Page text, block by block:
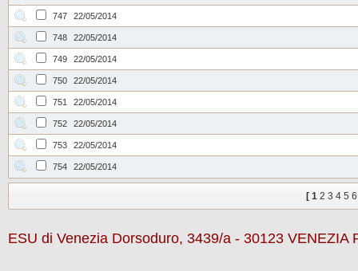
747 22/05/2014
748 22/05/2014
749 22/05/2014
750 22/05/2014
751 22/05/2014
752 22/05/2014
753 22/05/2014
754 22/05/2014
[ 1 2 3 4 5 6
ESU di Venezia Dorsoduro, 3439/a - 30123